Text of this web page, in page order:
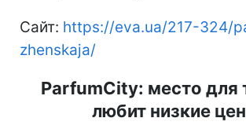
Сайт: https://eva.ua/217-324/
zhenskaja/
ParfumCity: место для
любит низкие